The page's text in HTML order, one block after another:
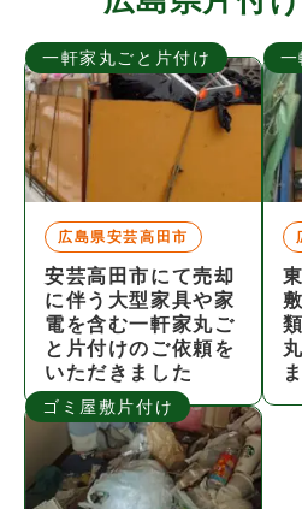
一軒家丸ごと片付け
広島県安芸高田市
安芸高田市にて売却
に伴う大型家具や家
電を含む一軒家丸ご
と片付けのご依頼を
いただきました
一
ゴミ屋敷片付け